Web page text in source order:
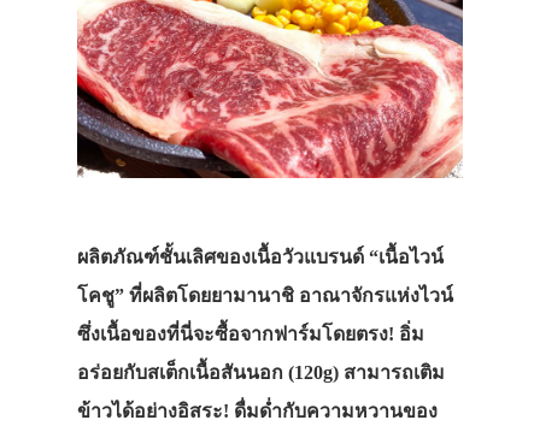
ผลิตภัณฑ์ชั้นเลิศของเนื้อวัวแบรนด์ “เนื้อไวน์
โคชู” ที่ผลิตโดยยามานาชิ อาณาจักรแห่งไวน์
ซึ่งเนื้อของที่นี่จะซื้อจากฟาร์มโดยตรง! อิ่ม
อร่อยกับสเต็กเนื้อสันนอก (120g) สามารถเติม
ข้าวได้อย่างอิสระ! ดื่มด่ำกับความหวานของ